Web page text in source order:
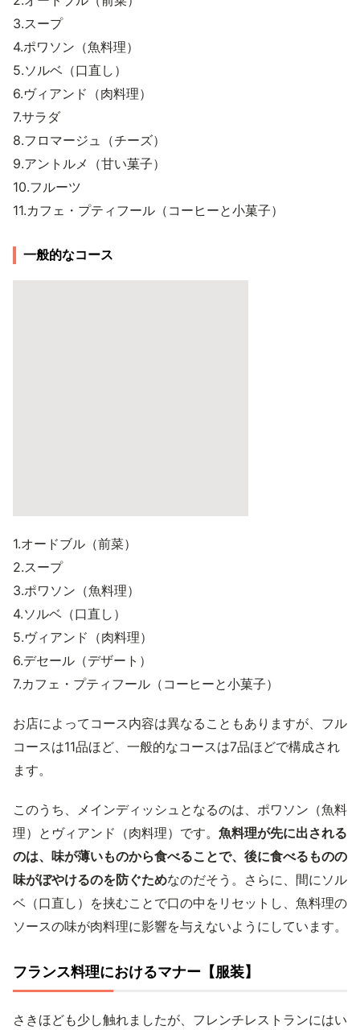
3.スープ
4.ポワソン（魚料理）
5.ソルベ（口直し）
6.ヴィアンド（肉料理）
7.サラダ
8.フロマージュ（チーズ）
9.アントルメ（甘い菓子）
10.フルーツ
11.カフェ・プティフール（コーヒーと小菓子）
一般的なコース
1.オードブル（前菜）
2.スープ
3.ポワソン（魚料理）
4.ソルベ（口直し）
5.ヴィアンド（肉料理）
6.デセール（デザート）
7.カフェ・プティフール（コーヒーと小菓子）
お店によってコース内容は異なることもありますが、フル
コースは11品ほど、一般的なコースは7品ほどで構成され
ます。
このうち、メインディッシュとなるのは、ポワソン（魚料
理）とヴィアンド（肉料理）です。 魚料理が先に出される
のは、味が薄いものから食べることで、後に食べるものの
味がぼやけるのを防ぐためなのだそう。さらに、間にソル
ベ（口直し）を挟むことで口の中をリセットし、魚料理の
ソースの味が肉料理に影響を与えないようにしています。
フランス料理におけるマナー【服装】
さきほども少し触れましたが、フレンチレストランにはい